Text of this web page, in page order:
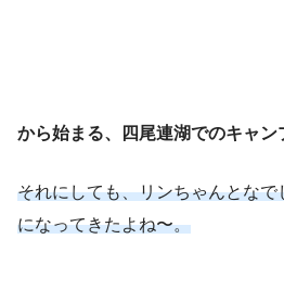
から始まる、四尾連湖でのキャン
それにしても、リンちゃんとな
になってきたよね〜。